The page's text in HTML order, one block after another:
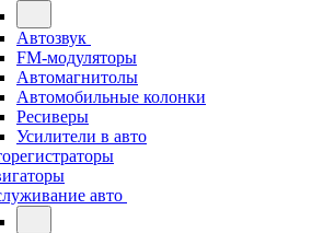
Автозвук
FM-модуляторы
Автомагнитолы
Автомобильные колонки
Ресиверы
Усилители в авто
авто